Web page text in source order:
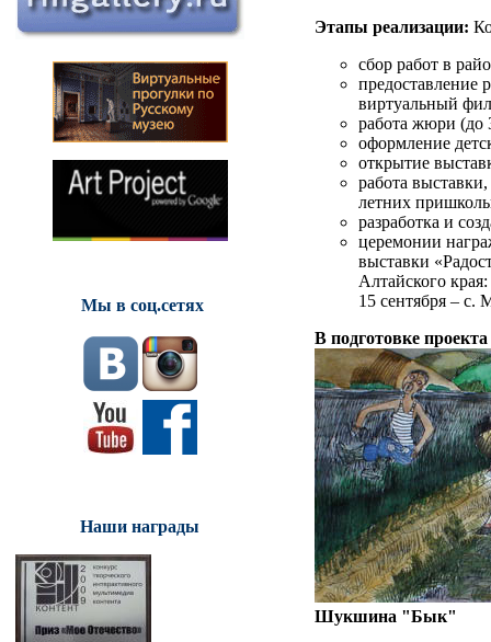
Мы в соц.сетях
Наши награды
Этапы реализации:
сбор работ в
предоставление
виртуальный
работа жюри (до
оформление
открытие
работа
летних
разработка и
церемонии
выставки
Алтайского
15 сентября – с.
В подготовке
Шукшина "Бык"